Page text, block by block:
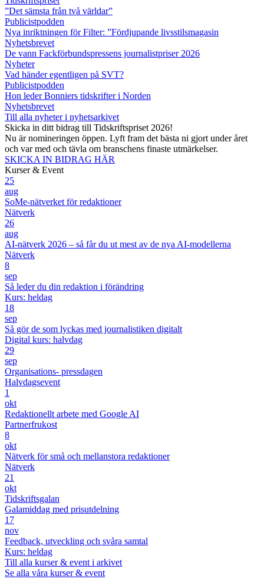
”Det sämsta från två världar”
Publicistpodden
Nya inriktningen för Filter: ”Fördjupande livsstilsmagasin
Nyhetsbrevet
De vann Fackförbundspressens journalistpriser 2026
Nyheter
Vad händer egentligen på SVT?
Publicistpodden
Hon leder Bonniers tidskrifter i Norden
Nyhetsbrevet
Till alla nyheter i nyhetsarkivet
Skicka in ditt bidrag till Tidskriftspriset 2026!
Nu är nomineringen öppen. Lyft fram det bästa ni gjort under året
och var med och tävla om branschens finaste utmärkelser.
SKICKA IN BIDRAG HÄR
Kurser & Event
25
aug
SoMe-nätverket för redaktioner
Nätverk
26
aug
AI-nätverk 2026 – så får du ut mest av de nya AI-modellerna
Nätverk
8
sep
Så leder du din redaktion i förändring
Kurs: heldag
18
sep
Så gör de som lyckas med journalistiken digitalt
Digital kurs: halvdag
29
sep
Organisations- pressdagen
Halvdagsevent
1
okt
Redaktionellt arbete med Google AI
Partnerfrukost
8
okt
Nätverk för små och mellanstora redaktioner
Nätverk
21
okt
Tidskriftsgalan
Galamiddag med prisutdelning
17
nov
Feedback, utveckling och svåra samtal
Kurs: heldag
Till alla kurser & event i arkivet
Se alla våra kurser & event